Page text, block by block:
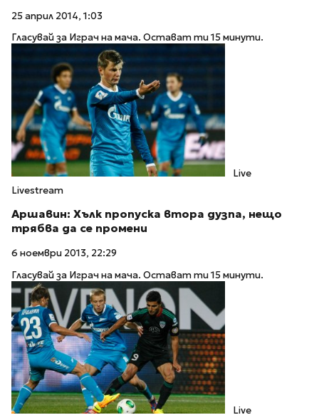
25 април 2014, 1:03
Гласувай за Играч на мача. Остават ти 15 минути.
Live
Livestream
Аршавин: Хълк пропуска втора дузпа, нещо
трябва да се промени
6 ноември 2013, 22:29
Гласувай за Играч на мача. Остават ти 15 минути.
Live